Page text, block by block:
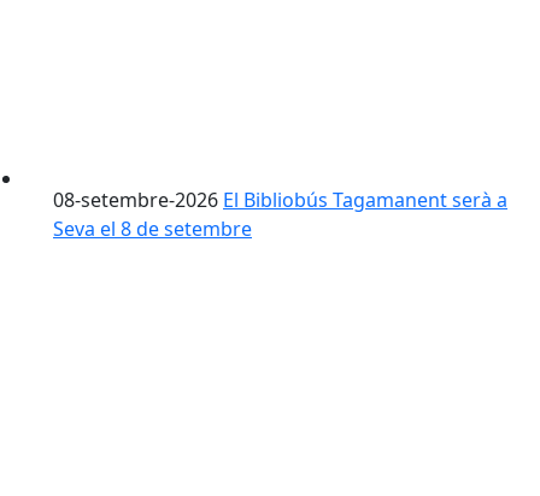
08-setembre-2026 El Bibliobús Tagamanent serà a
Seva el 8 de setembre